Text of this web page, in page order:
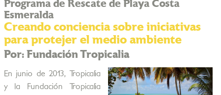
Programa de Rescate de Playa Costa
Esmeralda
Creando conciencia sobre iniciativas
para protejer el medio ambiente
Por: Fundación Tropicalia
En junio de 2013, Tropicalia
y la Fundación Tropicalia